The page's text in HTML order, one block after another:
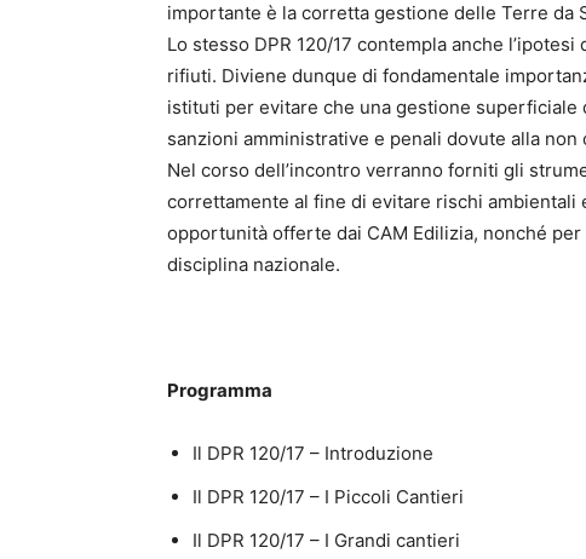
importante è la corretta gestione delle Terre da
Lo stesso DPR 120/17 contempla anche
rifiuti. Diviene dunque di fondamentale
istituti per evitare che una gestione
sanzioni amministrative e penali dovute alla
Nel corso dell’incontro verranno forniti gli
correttamente al fine di evitare rischi ambientali
opportunità offerte dai CAM Edilizia, nonché
disciplina nazionale.
Programma
Il DPR 120/17 – Introduzione
Il DPR 120/17 – I Piccoli Cantieri
Il DPR 120/17 – I Grandi cantieri